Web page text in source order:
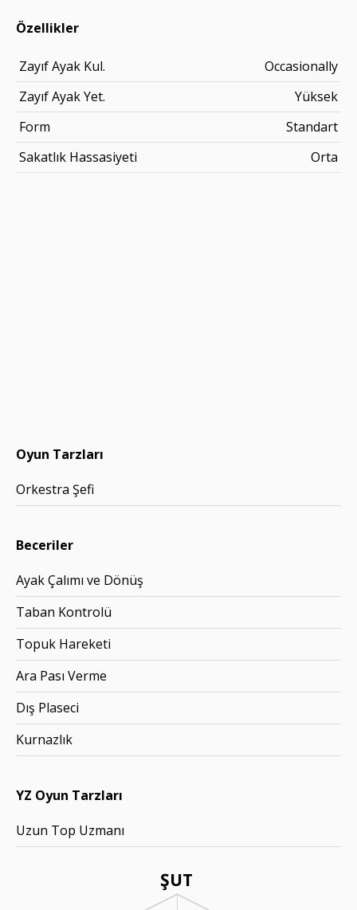
ŞUT
Özellikler
Zayıf Ayak Kul.
Occasionally
Zayıf Ayak Yet.
Yüksek
Form
Standart
Sakatlık Hassasiyeti
Orta
Oyun Tarzları
Orkestra Şefi
Beceriler
Ayak Çalımı ve Dönüş
Taban Kontrolü
Topuk Hareketi
Ara Pası Verme
Dış Plaseci
Kurnazlık
YZ Oyun Tarzları
Uzun Top Uzmanı